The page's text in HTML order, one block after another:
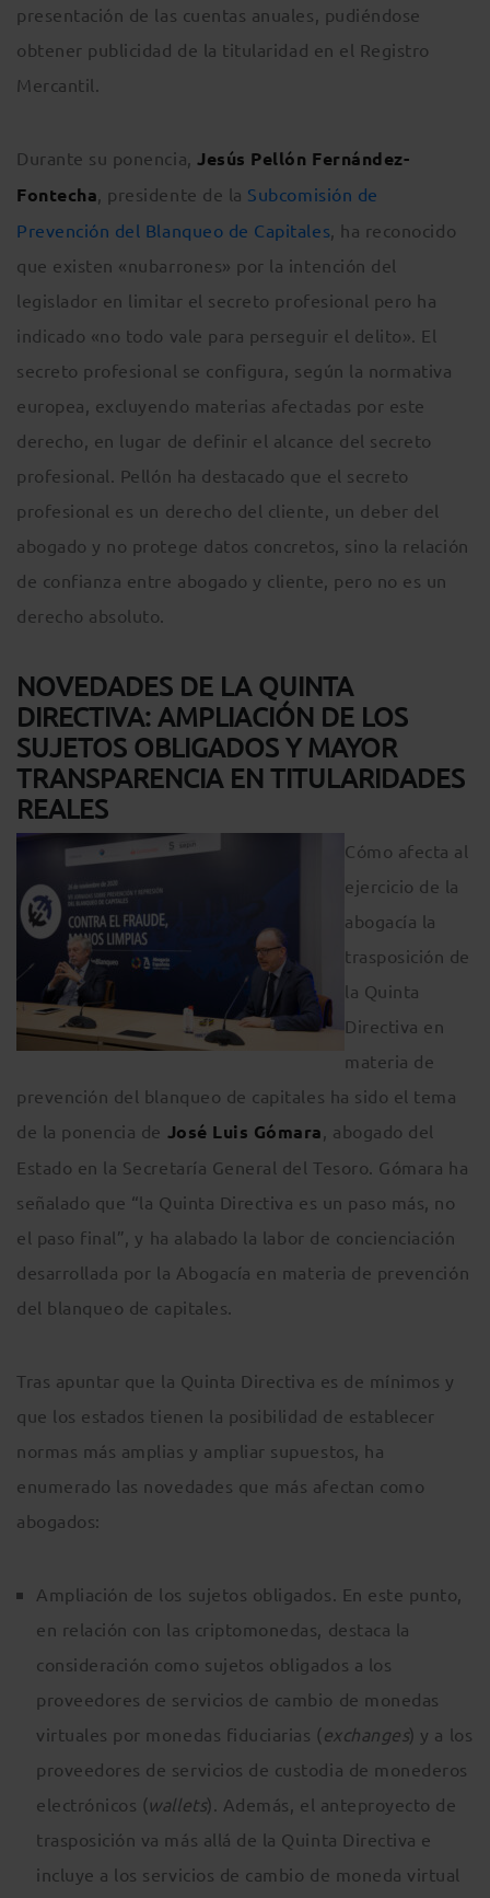
presentación de las cuentas anuales, pudiéndose
obtener publicidad de la titularidad en el Registro
Mercantil.
Durante su ponencia,Jesús Pellón Fernández-
Fontecha, presidente de la Subcomisión de
Prevención del Blanqueo de Capitales, ha reconocido
que existen «nubarrones» por la intención del
legislador en limitar el secreto profesional pero ha
indicado «no todo vale para perseguir el delito». El
secreto profesional se configura, según la normativa
europea, excluyendo materias afectadas por este
derecho, en lugar de definir el alcance del secreto
profesional. Pellón ha destacado que el secreto
profesional es un derecho del cliente, un deber del
abogado y no protege datos concretos, sino la relación
de confianza entre abogado y cliente, pero no es un
derecho absoluto.
NOVEDADES DE LA QUINTA
DIRECTIVA: AMPLIACIÓN DE LOS
SUJETOS OBLIGADOS Y MAYOR
TRANSPARENCIA EN TITULARIDADES
REALES
Cómo afecta al
ejercicio de la
abogacía la
trasposición de
la Quinta
Directiva en
materia de
prevención del blanqueo de capitales ha sido el tema
de la ponencia de José Luis Gómara, abogado del
Estado en la Secretaría General del Tesoro. Gómara ha
señalado que “la Quinta Directiva es un paso más, no
el paso final”, y ha alabado la labor de concienciación
desarrollada por la Abogacía en materia de prevención
del blanqueo de capitales.
Tras apuntar que la Quinta Directiva es de mínimos y
que los estados tienen la posibilidad de establecer
normas más amplias y ampliar supuestos, ha
enumerado las novedades que más afectan como
abogados:
Ampliación de los sujetos obligados. En este punto,
en relación con las criptomonedas, destaca la
consideración como sujetos obligados a los
proveedores de servicios de cambio de monedas
virtuales por monedas fiduciarias ( exchanges) y a los
proveedores de servicios de custodia de monederos
electrónicos ( wallets). Además, el anteproyecto de
trasposición va más allá de la Quinta Directiva e
incluye a los servicios de cambio de moneda virtual